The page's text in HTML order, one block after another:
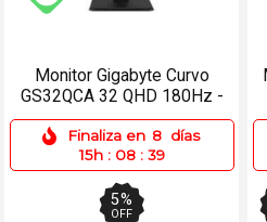
Envío gratis (Ver Envíos y
Monitor Gigabyte Curvo
GS32QCA 32 QHD 180Hz -
2xHDMI, DP
Finaliza en 8 días
15h : 08 : 39
5%
OFF